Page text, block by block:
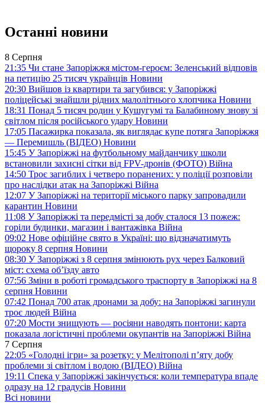
Останні новини
8 Серпня
21:35 Чи стане Запоріжжя містом-героєм: Зеленський відповів
на петицію 25 тисяч українців Новини
20:30 Вийшов із квартири та загубився: у Запоріжжі
поліцейські знайшли рідних малолітнього хлопчика Новини
18:31 Понад 5 тисяч родин у Кушугумі та Балабиному знову зі
світлом після російського удару Новини
17:05 Пасажирка показала, як виглядає купе потяга Запоріжжя
— Перемишль (ВІДЕО) Новини
15:45 У Запоріжжі на футбольному майданчику школи
встановили захисні сітки від FPV-дронів (ФОТО) Війна
14:50 Троє загиблих і четверо поранених: у поліції розповіли
про наслідки атак на Запоріжжі Війна
12:07 У Запоріжжі на території міського парку запровадили
карантин Новини
11:08 У Запоріжжі та передмісті за добу сталося 13 пожеж:
горіли будинки, магазин і вантажівка Війна
09:02 Нове офіційне свято в Україні: що відзначатимуть
щороку 8 серпня Новини
08:30 У Запоріжжі з 8 серпня змінюють рух через Балковий
міст: схема об’їзду авто
07:56 Зміни в роботі громадського траспорту в Запоріжжі на 8
серпня Новини
07:42 Понад 700 атак дронами за добу: на Запоріжжі загинули
троє людей Війна
07:20 Мости знищують — росіяни наводять понтони: карта
показала логістичні проблеми окупантів на Запоріжжі Війна
7 Серпня
22:05 «Голодні ігри» за розетку: у Мелітополі п’яту добу
проблеми зі світлом і водою (ВІДЕО) Війна
19:11 Спека у Запоріжжі закінчується: коли температура впаде
одразу на 12 градусів Новини
Всі новини